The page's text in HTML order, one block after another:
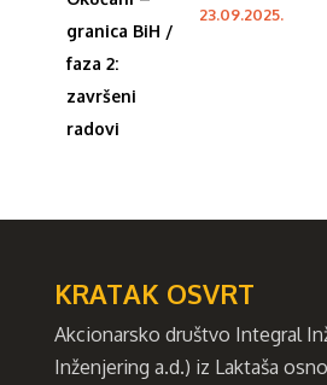
23.09.2025.
KRATAK OSVRT
Akcionarsko društvo Integral
Inženjering a.d.) iz Laktaša